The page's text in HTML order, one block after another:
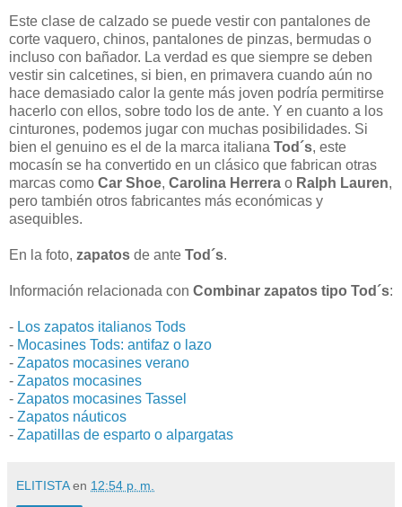
Este clase de calzado se puede vestir con pantalones de
corte vaquero, chinos, pantalones de pinzas, bermudas o
incluso con bañador. La verdad es que siempre se deben
vestir sin calcetines, si bien, en primavera cuando aún no
hace demasiado calor la gente más joven podría permitirse
hacerlo con ellos, sobre todo los de ante. Y en cuanto a los
cinturones, podemos jugar con muchas posibilidades. Si
bien el genuino es el de la marca italiana Tod´s, este
mocasín se ha convertido en un clásico que fabrican otras
marcas como Car Shoe, Carolina Herrera o Ralph Lauren,
pero también otros fabricantes más económicas y
asequibles.
En la foto, zapatos de ante Tod´s.
Información relacionada con Combinar zapatos tipo Tod´s:
- Los zapatos italianos Tods
- Mocasines Tods: antifaz o lazo
- Zapatos mocasines verano
- Zapatos mocasines
- Zapatos mocasines Tassel
- Zapatos náuticos
- Zapatillas de esparto o alpargatas
ELITISTA en 12:54 p. m.